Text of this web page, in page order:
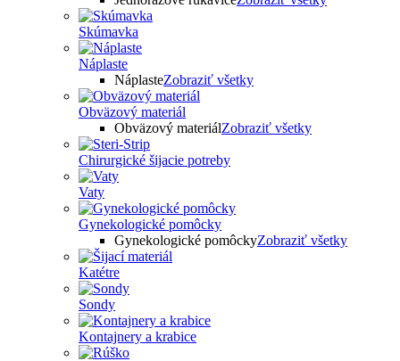
Skúmavka
Náplaste
NáplasteZobraziť všetky
Obväzový materiál
Obväzový materiálZobraziť všetky
Chirurgické šijacie potreby
Vaty
Gynekologické pomôcky
Gynekologické pomôckyZobraziť všetky
Katétre
Sondy
Kontajnery a krabice